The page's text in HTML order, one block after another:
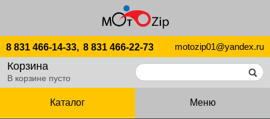
8 831 466-14-33, 8 831 466-22-73 motozip01@yandex.ru
Корзина
В корзине пусто
Каталог Меню